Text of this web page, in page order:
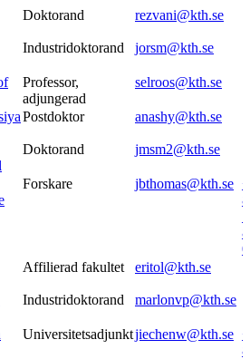
Doktorand rezvani@kth.se
Industridoktorand jorsm@kth.se
Professor,
adjungerad
selroos@kth.se
Postdoktor anashy@kth.se
Doktorand jmsm2@kth.se
Forskare jbthomas@kth.se
8
Affilierad fakultet eritol@kth.se
Industridoktorand marlonvp@kth.se
Universitetsadjunktjiechenw@kth.se
8